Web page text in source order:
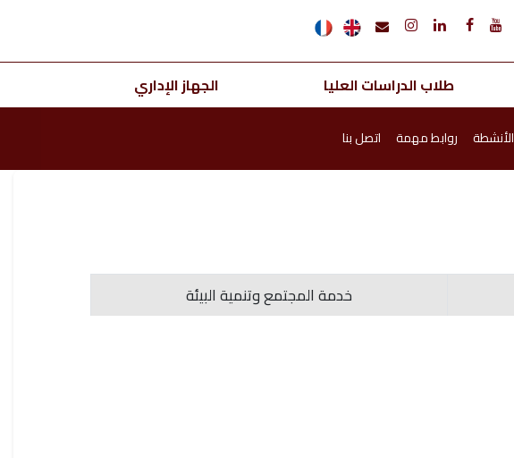
طلاب الدراسات العليا الجهاز الإداري
الأنشطة روابط مهمة اتصل بنا
خدمة المجتمع وتنمية البيئة